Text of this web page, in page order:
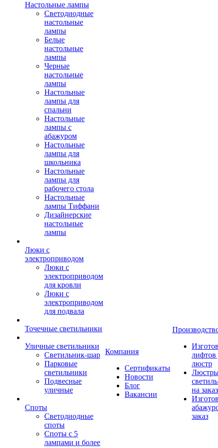
Настольные лампы
Светодиодные
настольные
лампы
Белые
настольные
лампы
Черные
настольные
лампы
Настольные
лампы для
спальни
Настольные
лампы с
абажуром
Настольные
лампы для
школьника
Настольные
лампы для
рабочего стола
Настольные
лампы Тиффани
Дизайнерские
настольные
лампы
Люки с
электроприводом
Люки с
электроприводом
для кровли
Люки с
электроприводом
для подвала
Точечные светильники
Уличные светильники
Светильник-шар
Парковые
светильники
Подвесные
уличные
Споты
Светодиодные
споты
Споты с 5
лампами и более
Компания
Сертификаты
Новости
Блог
Вакансии
лифтов
люстр
на заказ
заказ